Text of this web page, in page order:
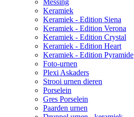
Messing
Keramiek
Keramiek - Edition Siena
Keramiek - Edition Verona
Keramiek - Edition Crystal
Keramiek - Edition Heart
Keramiek - Edition Pyramide
Foto-urnen
Plexi Askaders
Strooi urnen dieren
Porselein
Gres Porselein
Paarden urnen